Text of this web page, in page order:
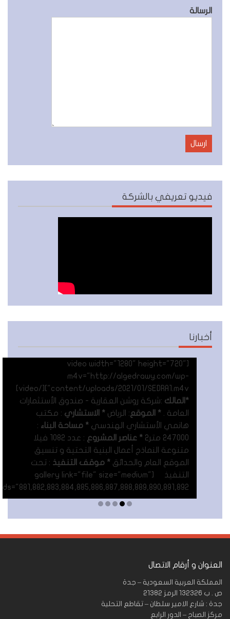
الرسالة
فيديو تعريفي بالشركة
أخبارنا
[video width="1280" height="720"
m4v="http://algedrawy.com/wp-
content/uploads/2021/01/SEDRA1.m4v"][/video]
*المالك :شركة روشن العقارية - صندوق الأستثمارات
العامة . * الموقع: الرياض * الاستشاري : مكتب
هانمي الأستشاري الهندسي * مساحة البناء :
247000 متر٢
* عناصر المشروع
: عدد 1082 فيلا
متنوعة النماذج أعمال البنية التحتية و تنسيق
الموقع العام والحدائق * موقف التنفيذ : تحت
التنفيذ [gallery link="file" size="medium"
ids="881,882,883,884,885,886,887,888,889,890,891,892"]
العنوان و أرقام الاتصال
المملكة العربية السعودية – جدة
ص . ب 132326 الرمز 21382
جدة : شارع الامير سلطان – تقاطع التحلية
مركز الصباح – الدور الرابع